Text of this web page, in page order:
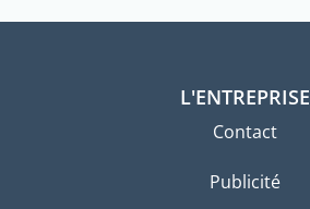
L'ENTREPRISE
Contact
Publicité